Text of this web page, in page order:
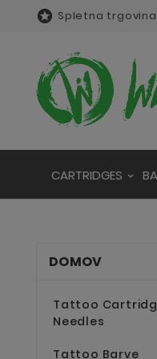
 Spletna
CARTRIDGES
DOMOV
Tattoo
Needles
Tattoo Barve